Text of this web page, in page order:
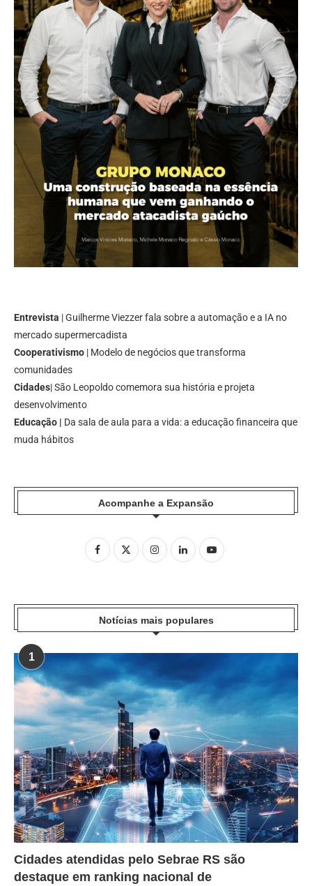
Entrevista | Guilherme Viezzer fala sobre a automação e a IA no
mercado supermercadista
Cooperativismo | Modelo de negócios que transforma
comunidades
Cidades| São Leopoldo comemora sua história e projeta
desenvolvimento
Educação | Da sala de aula para a vida: a educação financeira que
muda hábitos
Acompanhe a Expansão
Notícias mais populares
1
Cidades atendidas pelo Sebrae RS são
destaque em ranking nacional de